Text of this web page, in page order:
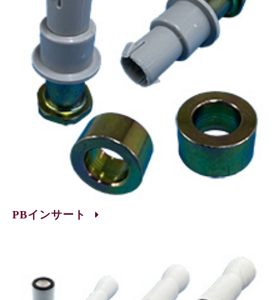
PBインサート